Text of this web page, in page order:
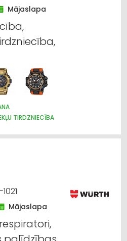
Mājaslapa
TIRDZNIECĪBA
LABOŠANA, SERVISS
SISTĒMAS, VIDEONOVĒROŠANA
Mājaslapa